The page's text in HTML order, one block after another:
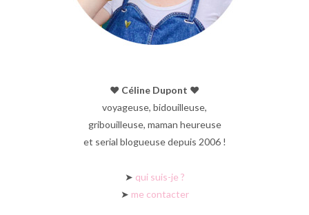
♥︎ Céline Dupont ♥︎
voyageuse, bidouilleuse,
gribouilleuse, maman heureuse
et serial blogueuse depuis 2006 !
➤ qui suis-je ?
➤ me contacter